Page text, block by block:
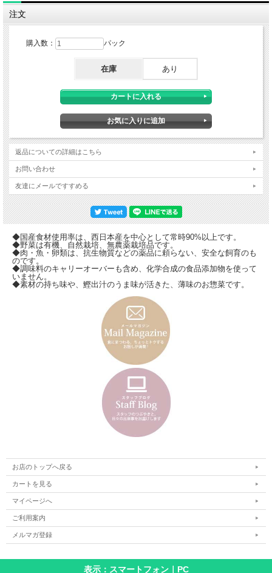
注文
購入数： パック
在庫 あり
返品についての詳細はこちら
お問い合わせ
友達にメールですすめる
◆国産食材使用率は、西日本産を中心として常時90%以上です。
◆野菜は有機、自然栽培、無農薬栽培品です。
◆肉・魚・卵類は、抗生物質などの薬品に頼らない、安全な飼育のも
のです。
◆調味料のキャリーオーバーも含め、化学合成の食品添加物を使って
いません。
◆素材の持ち味や、鰹出汁のうま味が活きた、薄味のお惣菜です。
お店のトップへ戻る
カートを見る
マイページへ
ご利用案内
メルマガ登録
表示：スマートフォン｜ PC